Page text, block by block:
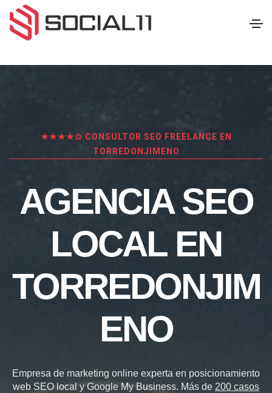
★★★★✩ CONSULTOR SEO FREELANCE EN
TORREDONJIMENO
AGENCIA SEO
LOCAL EN
TORREDONJIM
ENO
Empresa de marketing online experta en posicionamiento
web SEO local y Google My Business. Más de 200 casos